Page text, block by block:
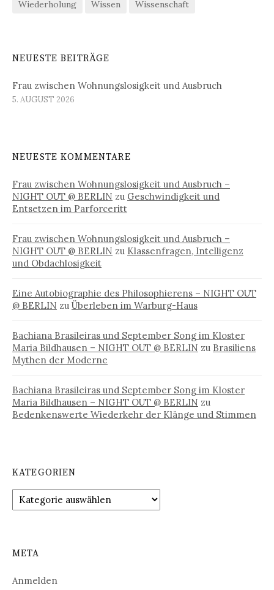
Wiederholung Wissen Wissenschaft
NEUESTE BEITRÄGE
Frau zwischen Wohnungslosigkeit und Ausbruch
5. AUGUST 2026
NEUESTE KOMMENTARE
Frau zwischen Wohnungslosigkeit und Ausbruch –
NIGHT OUT @ BERLIN zu Geschwindigkeit und
Entsetzen im Parforceritt
Frau zwischen Wohnungslosigkeit und Ausbruch –
NIGHT OUT @ BERLIN zu Klassenfragen, Intelligenz
und Obdachlosigkeit
Eine Autobiographie des Philosophierens – NIGHT OUT
@ BERLIN zu Überleben im Warburg-Haus
Bachiana Brasileiras und September Song im Kloster
Maria Bildhausen – NIGHT OUT @ BERLIN zu Brasiliens
Mythen der Moderne
Bachiana Brasileiras und September Song im Kloster
Maria Bildhausen – NIGHT OUT @ BERLIN zu
Bedenkenswerte Wiederkehr der Klänge und Stimmen
KATEGORIEN
Kategorien
META
Anmelden